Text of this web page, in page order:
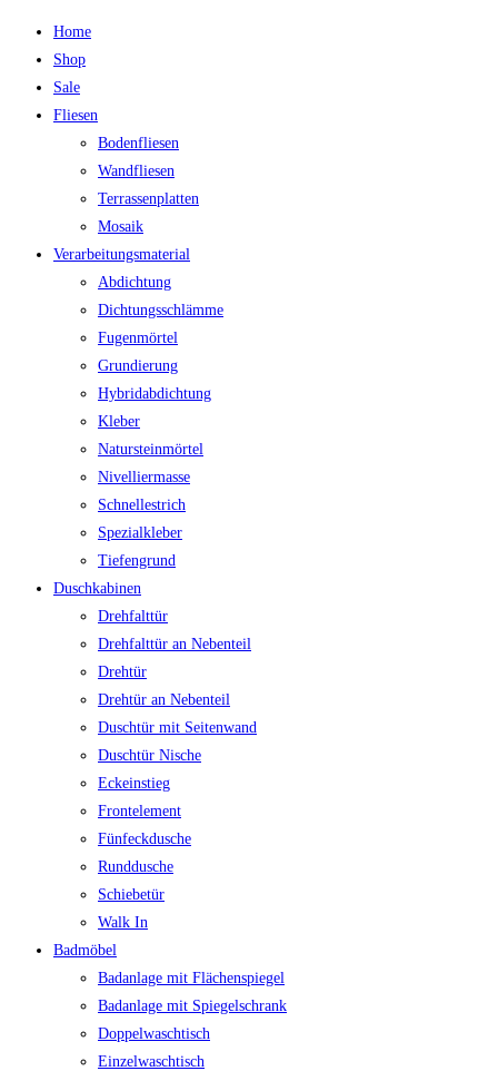
Home
Shop
Sale
Fliesen
Bodenfliesen
Wandfliesen
Terrassenplatten
Mosaik
Verarbeitungsmaterial
Abdichtung
Dichtungsschlämme
Fugenmörtel
Grundierung
Hybridabdichtung
Kleber
Natursteinmörtel
Nivelliermasse
Schnellestrich
Spezialkleber
Tiefengrund
Duschkabinen
Drehfalttür
Drehfalttür an Nebenteil
Drehtür
Drehtür an Nebenteil
Duschtür mit Seitenwand
Duschtür Nische
Eckeinstieg
Frontelement
Fünfeckdusche
Runddusche
Schiebetür
Walk In
Badmöbel
Badanlage mit Flächenspiegel
Badanlage mit Spiegelschrank
Doppelwaschtisch
Einzelwaschtisch